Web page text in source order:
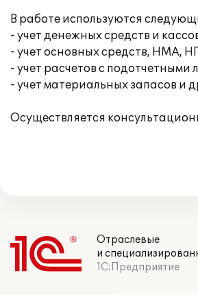
В работе используются
- учет денежных средств и
- учет основных средств, НМА,
- учет расчетов с подотчетными
- учет материальных запасов и
Осуществляется
Отраслевые
и
1С:Предприятие